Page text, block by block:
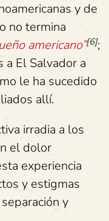
y de
no termina
americano”[6];
El Salvador a
le ha sucedido
allí.
irradia a los
el dolor
experiencia
y estigmas
y